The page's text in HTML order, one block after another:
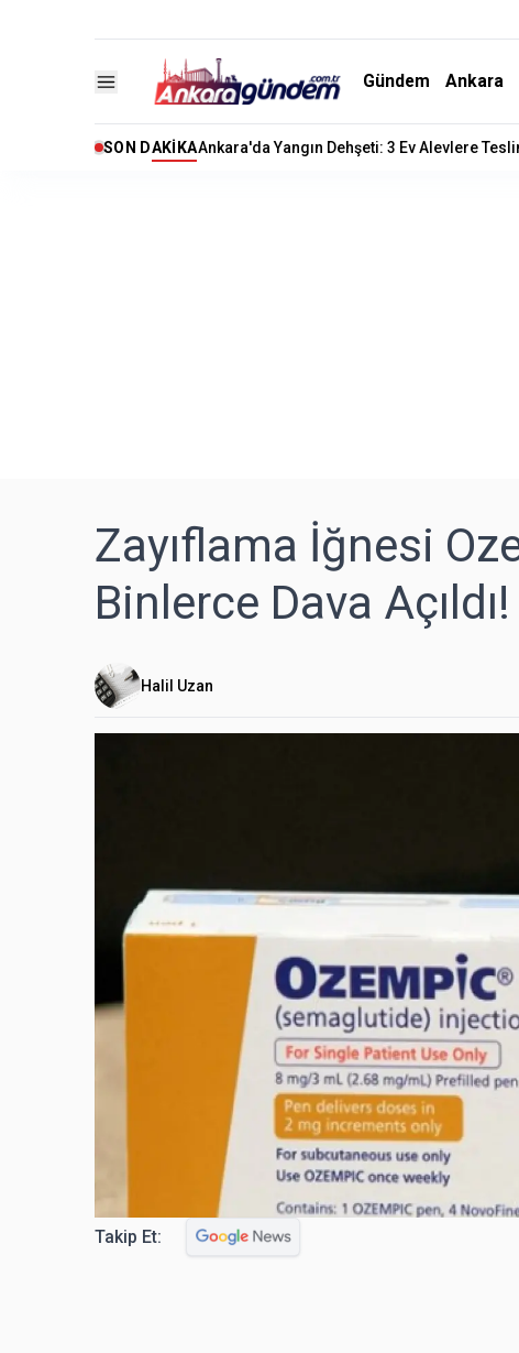
Gündem Ankara
SON DAKIKAAnkara'da Yangın Dehşeti: 3 Ev Alevlere
Zayıflama İğnesi
Binlerce Dava Açıldı!
Halil Uzan
Takip Et: